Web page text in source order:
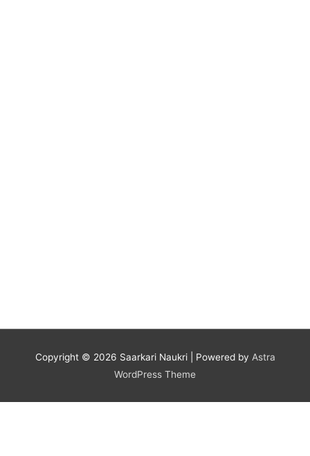
Copyright © 2026 Saarkari Naukri| Powered by Astra
WordPress Theme